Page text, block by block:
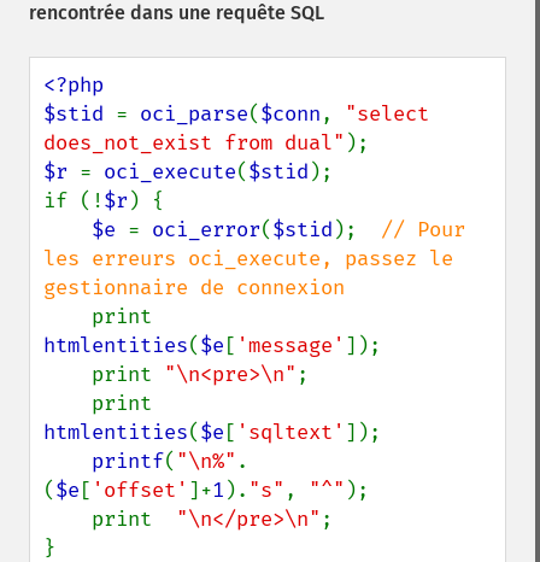
rencontrée dans une requête SQL
<?php
$stid = oci_parse($conn, "select
does_not_exist from dual"
$r = oci_execute($stid );
if (!$r ) {
$e = oci_error($stid ); // Pour
les erreurs oci_execute, passez le
gestionnaire de connexion
htmlentities($e [ 'message' ]);
    print
"\n<pre>\n" ;
htmlentities($e [ 'sqltext' ]);
printf( "\n%" .
($e [ 'offset' ]+1 ). "s" , "^" );
    print
"\n</pre>\n" ;